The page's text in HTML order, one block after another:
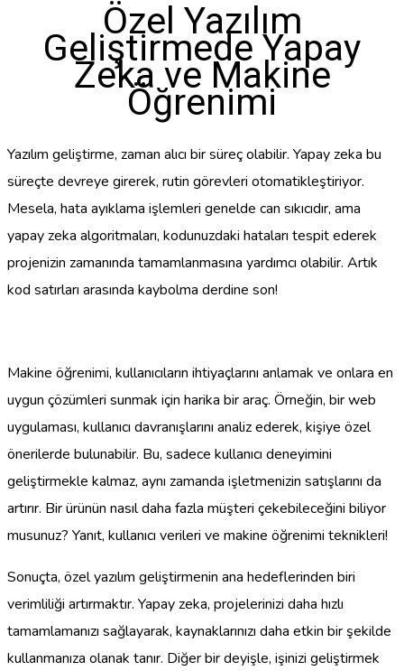
Özel Yazılım
Geliştirmede Yapay
Zeka ve Makine
Öğrenimi
Yazılım geliştirme, zaman alıcı bir süreç olabilir. Yapay zeka bu
süreçte devreye girerek, rutin görevleri otomatikleştiriyor.
Mesela, hata ayıklama işlemleri genelde can sıkıcıdır, ama
yapay zeka algoritmaları, kodunuzdaki hataları tespit ederek
projenizin zamanında tamamlanmasına yardımcı olabilir. Artık
kod satırları arasında kaybolma derdine son!
Makine öğrenimi, kullanıcıların ihtiyaçlarını anlamak ve onlara en
uygun çözümleri sunmak için harika bir araç. Örneğin, bir web
uygulaması, kullanıcı davranışlarını analiz ederek, kişiye özel
önerilerde bulunabilir. Bu, sadece kullanıcı deneyimini
geliştirmekle kalmaz, aynı zamanda işletmenizin satışlarını da
artırır. Bir ürünün nasıl daha fazla müşteri çekebileceğini biliyor
musunuz? Yanıt, kullanıcı verileri ve makine öğrenimi teknikleri!
Sonuçta, özel yazılım geliştirmenin ana hedeflerinden biri
verimliliği artırmaktır. Yapay zeka, projelerinizi daha hızlı
tamamlamanızı sağlayarak, kaynaklarınızı daha etkin bir şekilde
kullanmanıza olanak tanır. Diğer bir deyişle, işinizi geliştirmek